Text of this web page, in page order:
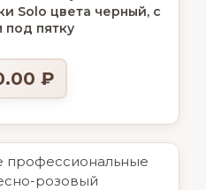
Solo цвета черный, с
под пятку
₽